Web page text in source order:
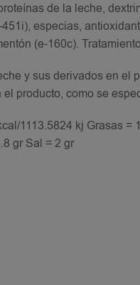
de la leche,
especias,
(e-160c).
y sus derivados en
producto, como se
1113.5824 kj Grasas
gr Sal = 2 gr